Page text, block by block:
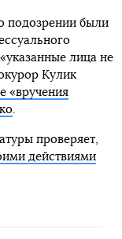
подозрении были
лица не
Кулик
«вручения
.
проверяет,
действиями